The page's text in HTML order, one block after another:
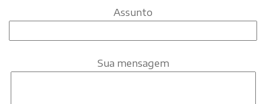
Assunto
Sua mensagem